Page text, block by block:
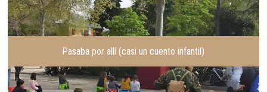
Pasaba por allí (casi un cuento infantil)